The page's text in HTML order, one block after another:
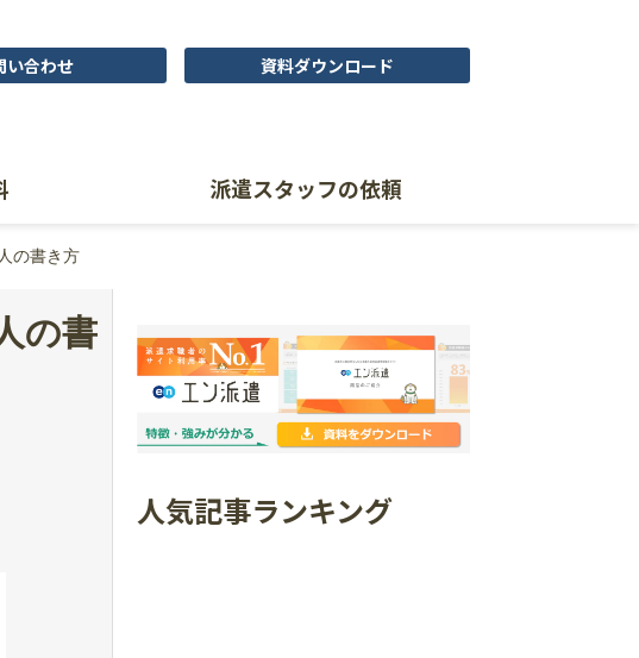
い合わせ 資料ダウンロード
派遣スタッフの依頼
の書き方
の書
人気記事ランキング